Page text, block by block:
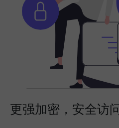
更强加密，安全访